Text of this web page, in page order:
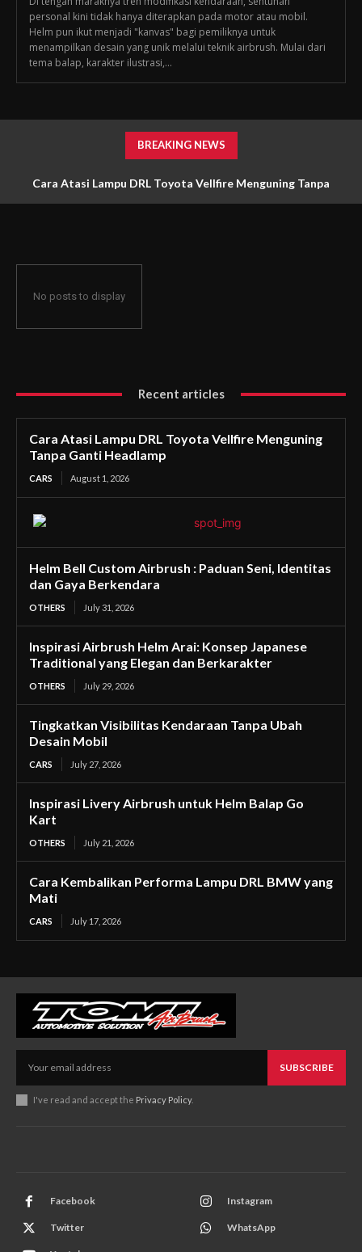
personal kini tidak hanya diterapkan pada motor atau mobil.
Helm pun ikut menjadi "kanvas" bagi pemiliknya untuk
menampilkan desain yang unik melalui teknik airbrush. Mulai dari
tema balap, karakter ilustrasi,...
BREAKING NEWS
Cara Atasi Lampu DRL Toyota Vellfire Menguning Tanpa
No posts to display
Recent articles
Cara Atasi Lampu DRL Toyota Vellfire Menguning
Tanpa Ganti Headlamp
CARS August 1, 2026
Helm Bell Custom Airbrush : Paduan Seni, Identitas
dan Gaya Berkendara
OTHERS July 31, 2026
Inspirasi Airbrush Helm Arai: Konsep Japanese
Traditional yang Elegan dan Berkarakter
OTHERS July 29, 2026
Tingkatkan Visibilitas Kendaraan Tanpa Ubah
Desain Mobil
CARS July 27, 2026
Inspirasi Livery Airbrush untuk Helm Balap Go
Kart
OTHERS July 21, 2026
Cara Kembalikan Performa Lampu DRL BMW yang
Mati
CARS July 17, 2026
SUBSCRIBE
I've read and accept the Privacy Policy.
Facebook Instagram
Twitter WhatsApp